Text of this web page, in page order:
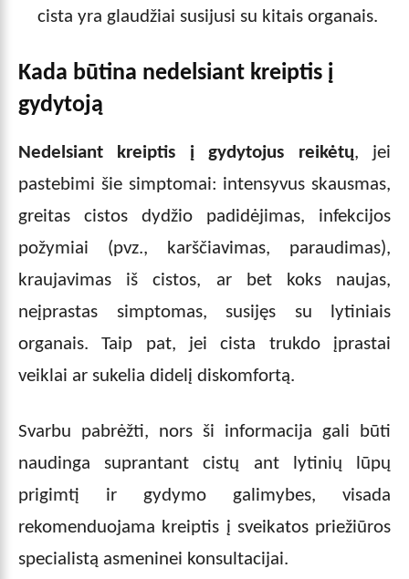
cista yra glaudžiai susijusi su kitais organais.
Kada būtina nedelsiant kreiptis į
gydytoją
Nedelsiant kreiptis į gydytojus reikėtų, jei
pastebimi šie simptomai: intensyvus skausmas,
greitas cistos dydžio padidėjimas, infekcijos
požymiai (pvz., karščiavimas, paraudimas),
kraujavimas iš cistos, ar bet koks naujas,
neįprastas simptomas, susijęs su lytiniais
organais. Taip pat, jei cista trukdo įprastai
veiklai ar sukelia didelį diskomfortą.
Svarbu pabrėžti, nors ši informacija gali būti
naudinga suprantant cistų ant lytinių lūpų
prigimtį ir gydymo galimybes, visada
rekomenduojama kreiptis į sveikatos priežiūros
specialistą asmeninei konsultacijai.